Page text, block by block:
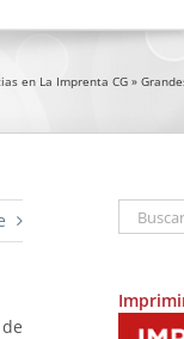
en La Imprenta CG »
Buscar: